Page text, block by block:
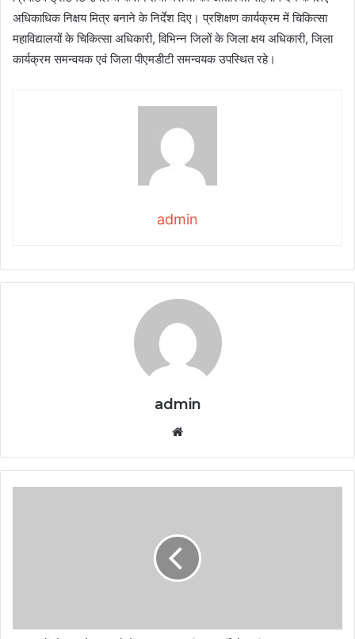
अधिकाधिक निक्षय मित्र बनाने के निर्देश दिए। प्रशिक्षण कार्यक्रम में चिकित्सा
महाविद्यालयों के चिकित्सा अधिकारी, विभिन्न जिलों के जिला क्षय अधिकारी, जिला
कार्यक्रम समन्वयक एवं जिला पीएमडीटी समन्वयक उपस्थित रहे।
admin
admin